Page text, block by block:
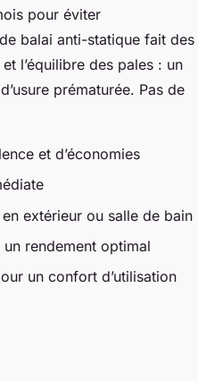
pour éviter
balai anti-statique fait des
l’équilibre des pales : un
prématurée. Pas de
et d’économies
extérieur ou salle de bain
rendement optimal
un confort d’utilisation